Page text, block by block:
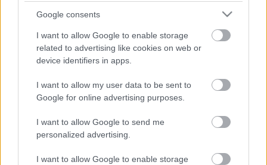
Google consents
I want to allow Google to enable storage
related to advertising like cookies on web or
device identifiers in apps.
I want to allow my user data to be sent to
Google for online advertising purposes.
I want to allow Google to send me
personalized advertising.
I want to allow Google to enable storage
alapján azt állítja, hogy vele szemben is
alkalmaztak lejárató módszereket, miután 2024-
parlamenti kampányában.
Összes videó